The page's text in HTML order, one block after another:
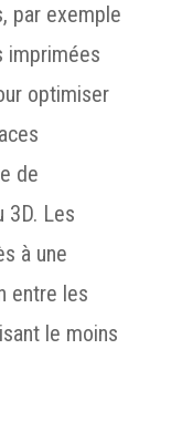
par exemple
imprimées
optimiser
de
3D. Les
à une
entre les
le moins